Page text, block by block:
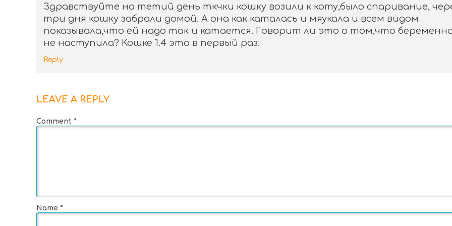
Здравствуйте на тетий день ткчки кошку возили к коту,было спаривание,
три дня кошку забрали домой. А она как каталась и мяукала и всем видом
показывала,что ей надо так и катается. Говорит ли это о том,что
не наступила? Кошке 1.4 это в первый раз.
Reply
LEAVE A REPLY
Comment *
Name *